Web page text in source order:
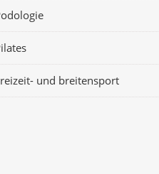
und breitensport